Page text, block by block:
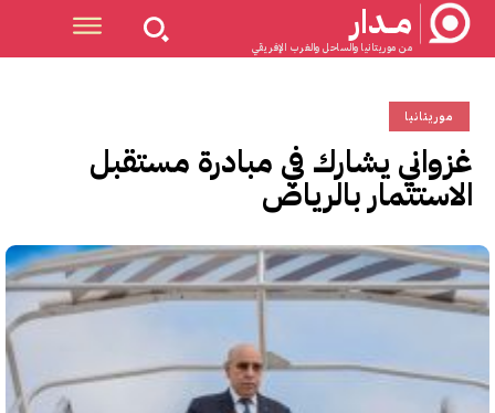
مــدار
من موريتانيا والساحل والغرب الإفريقي
موريتانيا
غزواني يشارك في مبادرة مستقبل
الاستثمار بالرياض